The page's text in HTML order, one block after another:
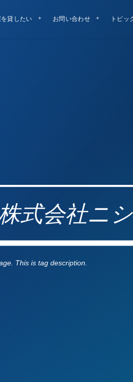
貸したい お問い合わせ トピッ
式会社ニ
This is tag description.